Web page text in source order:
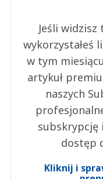
Jeśli
wykorzystałeś
w tym
artykuł
naszych
subskrypcję
dostęp
Kliknij i